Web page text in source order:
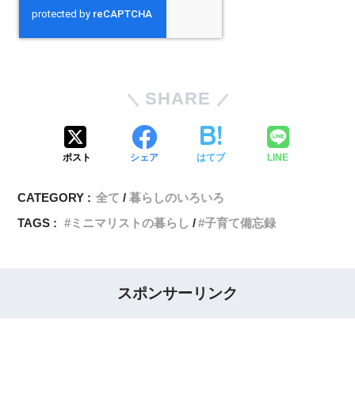
SHARE
ポスト シェア はてブ LINE
CATEGORY : 全て
暮らしのいろいろ
TAGS :
ミニマリストの暮らし 子育て備忘録
スポンサーリンク